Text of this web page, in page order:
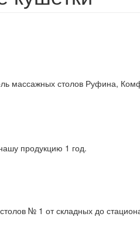
массажных столов Руфина,
продукцию 1 год.
№ 1 от складных до